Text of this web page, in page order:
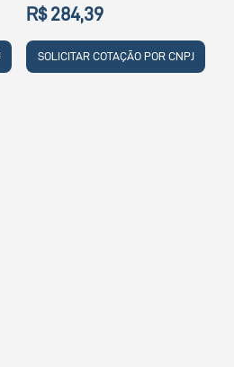
R$ 284,39
SOLICITAR COTAÇÃO POR CNPJ